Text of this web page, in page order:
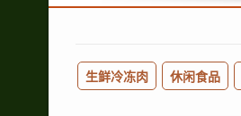
生鲜冷冻肉 休闲食品